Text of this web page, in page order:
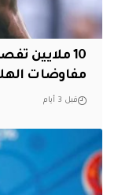
10 ملايين
مفاوضات
قبل 3 أيام